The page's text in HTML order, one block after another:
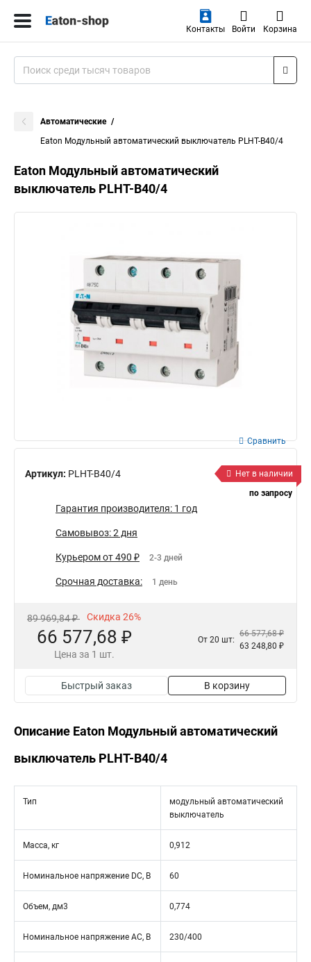
Контакты Войти Корзина
Автоматические
Eaton Модульный автоматический выключатель PLHT-B40/4
Eaton Модульный автоматический
выключатель PLHT-B40/4
Артикул: PLHT-B40/4
Сравнить
Нет в наличии
по запросу
Гарантия производителя: 1 год
Самовывоз: 2 дня
Курьером от 490 ₽ 2-3 дней
Срочная доставка: 1 день
89 969,84 ₽ Скидка 26%
66 577,68 ₽
Цена за 1 шт.
От 20 шт:
66 577,68 ₽
63 248,80 ₽
Быстрый заказ В корзину
Описание Eaton Модульный автоматический
выключатель PLHT-B40/4
Тип
модульный автоматический
выключатель
Масса, кг 0,912
Номинальное напряжение DC, В 60
Объем, дм3 0,774
Номинальное напряжение АС, В 230/400